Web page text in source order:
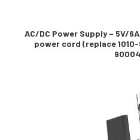
AC/DC Power Supply – 5V/
power cord (replace 1010-